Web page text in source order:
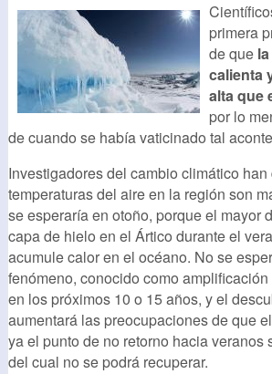
primera
de que
calienta
alta que
por lo
de cuando se había vaticinado tal
Investigadores del cambio climático
temperaturas del aire en la región son
se esperaría en otoño, porque el mayor
capa de hielo en el Ártico durante el
acumule calor en el océano. No se
fenómeno, conocido como
en los próximos 10 o 15 años, y el
aumentará las preocupaciones de que
ya el punto de no retorno hacia veranos
del cual no se podrá recuperar.